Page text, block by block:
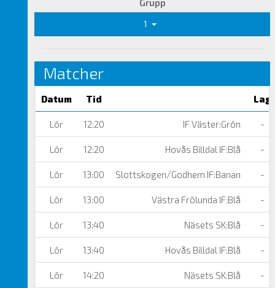
1
Matcher
Datum Tid Lag
Lör 12:20 IF Väster:Grön -
Lör 12:20 Hovås Billdal IF:Blå -
Lör 13:00 Slottskogen/Godhem IF:Banan -
Lör 13:00 Västra Frölunda IF:Blå -
Lör 13:40 Näsets SK:Blå -
Lör 13:40 Hovås Billdal IF:Blå -
Lör 14:20 Näsets SK:Blå -